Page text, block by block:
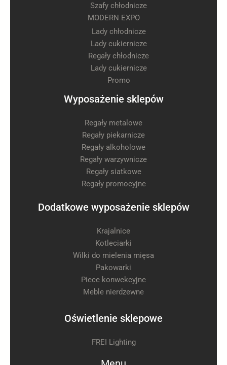
Szafy chłodnicze
MODERN EXPO
Lady chłodnicze
Lady cukiernicze
Regały chłodnicze
Lady cukiernicze
Promo
Wyposażenie sklepów
Regały metalowe
Regały piekarnicze
Regały alkoholowe
Regały warzywnicze
Regały siatkowe
Regały promocyjne
Dodatkowe wyposażenie sklepów
Krajalnice
Kotleciarki
Wilki do mielenia mięsa
Pakowarki
Piece konwekcyjne
Meble nierdzewne
Oświetlenie sklepowe
FREI Lighting